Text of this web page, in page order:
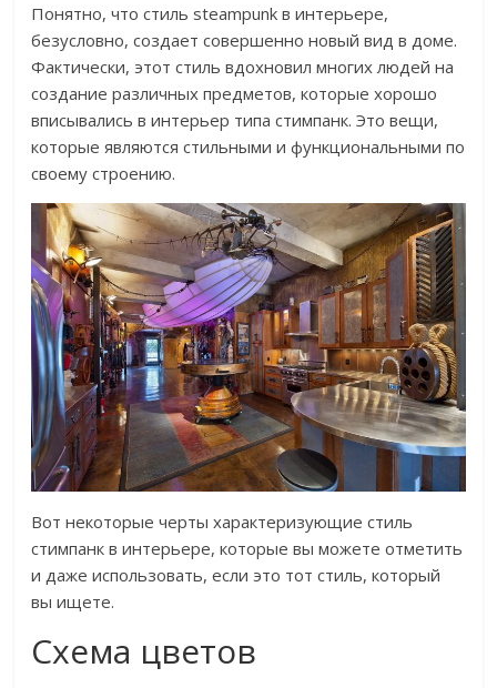
Понятно, что стиль steampunk в интерьере,
безусловно, создает совершенно новый вид в доме.
Фактически, этот стиль вдохновил многих людей на
создание различных предметов, которые хорошо
вписывались в интерьер типа стимпанк. Это вещи,
которые являются стильными и функциональными по
своему строению.
Вот некоторые черты характеризующие стиль
стимпанк в интерьере, которые вы можете отметить
и даже использовать, если это тот стиль, который
вы ищете.
Схема цветов